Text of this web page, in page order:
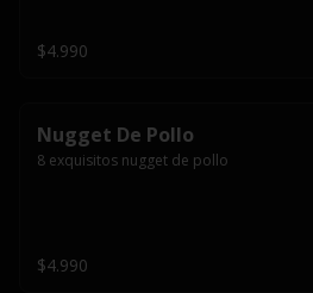
$4.990
Nugget De Pollo
8 exquisitos nugget de pollo
$4.990